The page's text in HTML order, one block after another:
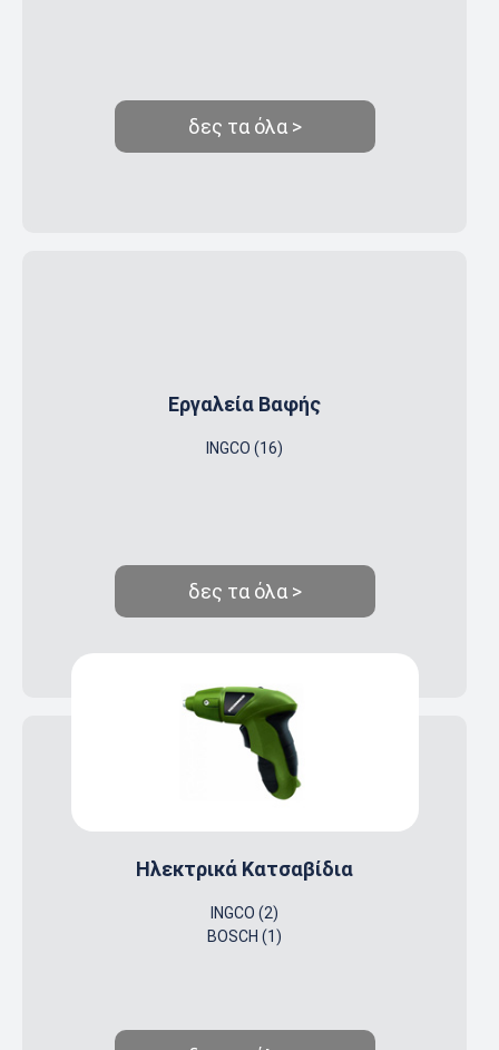
δες τα όλα >
Εργαλεία Βαφής
INGCO (16)
δες τα όλα >
Ηλεκτρικά Κατσαβίδια
INGCO (2)
BOSCH (1)